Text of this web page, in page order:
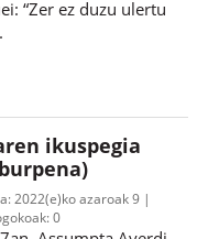
“Zer ez duzu ulertu
ikuspegia
2022(e)ko azaroak 9
0